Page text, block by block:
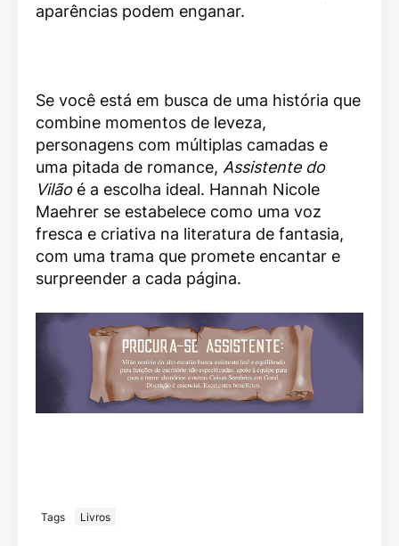
aparências podem enganar.
Se você está em busca de uma história que
combine momentos de leveza,
personagens com múltiplas camadas e
uma pitada de romance, Assistente do
Vilãoé a escolha ideal. Hannah Nicole
Maehrer se estabelece como uma voz
fresca e criativa na literatura de fantasia,
com uma trama que promete encantar e
surpreender a cada página.
Tags Livros